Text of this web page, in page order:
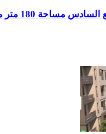
مساحة 180 متر مربع